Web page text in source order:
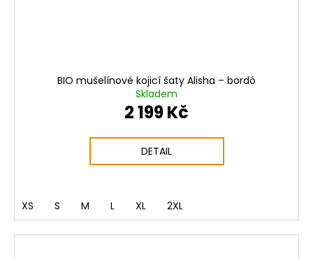
BIO mušelínové kojicí šaty Alisha – bordó
Skladem
2 199 Kč
DETAIL
XS S M L XL 2XL